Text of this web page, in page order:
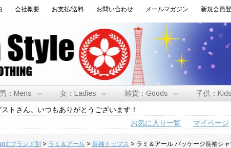
会社概要 お支払/送料 お問い合わせ メールマガジン 新規会員
男：Mens 女：Ladies 雑貨：Goods 子供：Kids
トさん。いつもありがとうございます！
お気に入り一覧
マイページ
ブランド別 > ラミ＆アール> 長袖トップス > ラミ＆アール パッケージ長袖シ